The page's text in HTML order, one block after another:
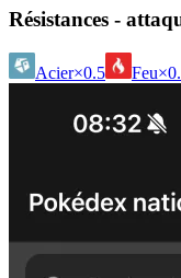
Résistances -
Acier×0.5 Feu